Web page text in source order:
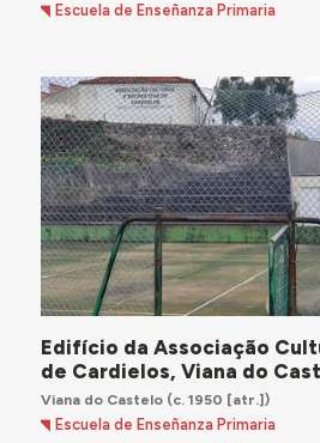
Escuela de Enseñanza Primaria
Edifício da Associação
de Cardielos, Viana do
Viana do Castelo(c. 1950 [atr.])
Escuela de Enseñanza Primaria